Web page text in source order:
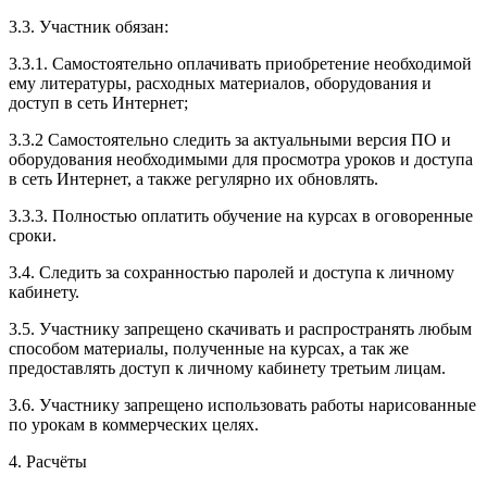
3.3. Участник обязан:
3.3.1. Cамостоятельно оплачивать приобретение необходимой
ему литературы, расходных материалов, оборудования и
доступ в сеть Интернет;
3.3.2 Самостоятельно следить за актуальными версия ПО и
оборудования необходимыми для просмотра уроков и доступа
в сеть Интернет, а также регулярно их обновлять.
3.3.3. Полностью оплатить обучение на курсах в оговоренные
сроки.
3.4. Следить за сохранностью паролей и доступа к личному
кабинету.
3.5. Участнику запрещено скачивать и распространять любым
способом материалы, полученные на курсах, а так же
предоставлять доступ к личному кабинету третьим лицам.
3.6. Участнику запрещено использовать работы нарисованные
по урокам в коммерческих целях.
4. Расчёты